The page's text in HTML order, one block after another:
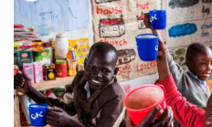
produits